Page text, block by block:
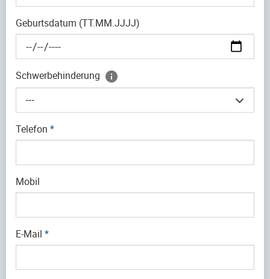
Geburtsdatum (TT.MM.JJJJ)
Schwerbehinderung
---
Telefon *
Mobil
E-Mail *